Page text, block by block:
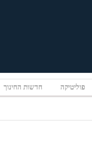
פוליטיקה חדשות החינוך